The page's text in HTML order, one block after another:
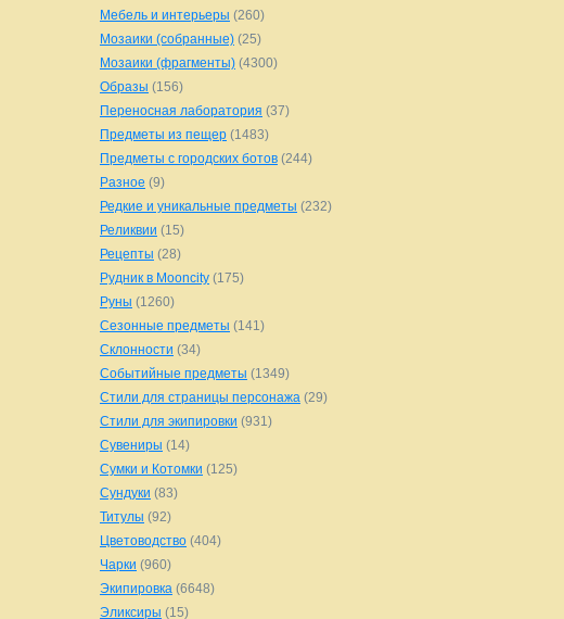
Мебель и интерьеры (260)
Мозаики (собранные) (25)
Мозаики (фрагменты) (4300)
Образы (156)
Переносная лаборатория (37)
Предметы из пещер (1483)
Предметы с городских ботов (244)
Разное (9)
Редкие и уникальные предметы (232)
Реликвии (15)
Рецепты (28)
Рудник в Mooncity (175)
Руны (1260)
Сезонные предметы (141)
Склонности (34)
Событийные предметы (1349)
Стили для страницы персонажа (29)
Стили для экипировки (931)
Сувениры (14)
Сумки и Котомки (125)
Сундуки (83)
Титулы (92)
Цветоводство (404)
Чарки (960)
Экипировка (6648)
Эликсиры (15)